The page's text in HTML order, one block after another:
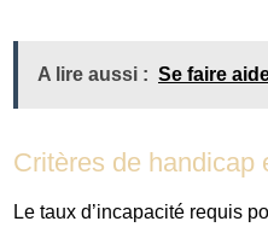
A lire aussi : Se faire
Critères de handicap
Le taux d’incapacité requis